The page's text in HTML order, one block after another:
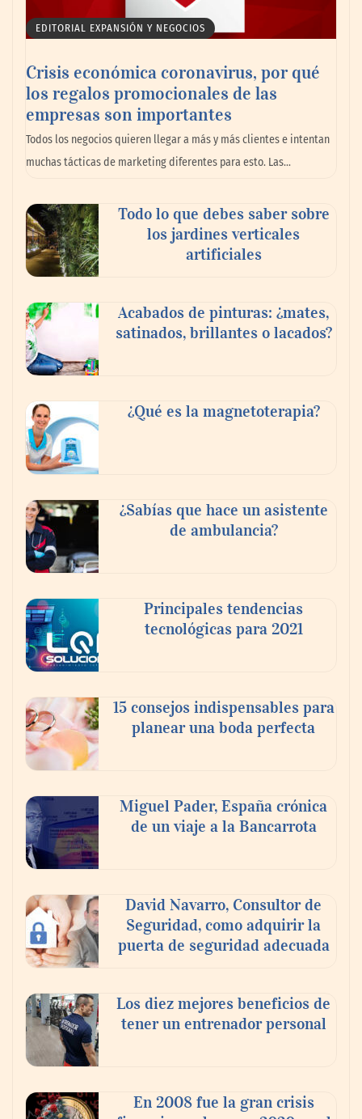
La llanta más cara puede ser la que menos
cuesta: Michelin lo demuestra ante notario
público
Paso a paso: ¿cómo prepararse para la
transición a la jornada de 40 horas? Guía
InfoBlock
Sierra de Guadalupe
La cartera vencida hipotecaria aumenta al
doble de velocidad que la cartera sana en
Toro Tapas inaugura su Raw Bar: una
experiencia desde mediodía hasta el
anochecer con cocina abierta
EDITORIAL EXPANSIÓN Y NEGOCIOS
Crisis económica coronavirus, por qué
los regalos promocionales de las
empresas son importantes
Todos los negocios quieren llegar a más y más clientes e intentan
muchas tácticas de marketing diferentes para esto. Las…
Todo lo que debes saber sobre
los jardines verticales
artificiales
Acabados de pinturas: ¿mates,
satinados, brillantes o lacados?
¿Qué es la magnetoterapia?
¿Sabías que hace un asistente
de ambulancia?
Principales tendencias
tecnológicas para 2021
15 consejos indispensables para
planear una boda perfecta
Miguel Pader, España crónica
de un viaje a la Bancarrota
David Navarro, Consultor de
Seguridad, como adquirir la
puerta de seguridad adecuada
Los diez mejores beneficios de
tener un entrenador personal
En 2008 fue la gran crisis